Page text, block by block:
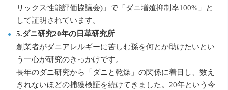
リックス性能評価協議会)」で「ダニ増殖抑制率100%」と
して証明されています。
5.ダニ研究20年の日革研究所
創業者がダニアレルギーに苦しむ孫を何とか助けたいとい
う一心が研究のきっかけです。
長年のダニ研究から「ダニと乾燥」の関係に着目し、数え
きれないほどの捕獲検証を続けてきました。20年という今